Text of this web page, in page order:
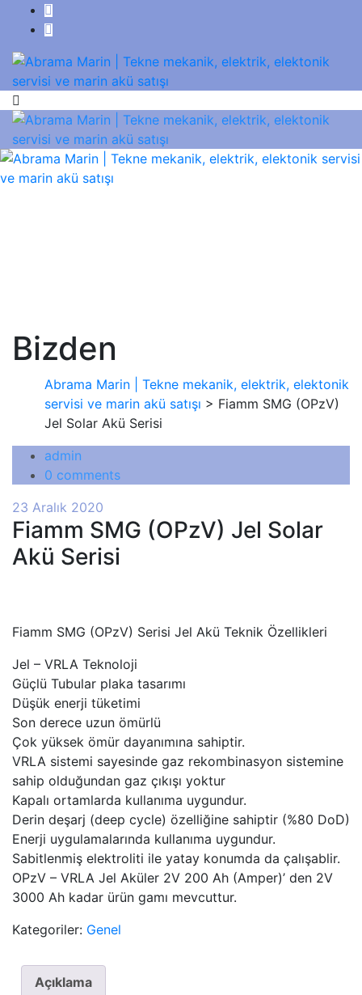
Bizden
Abrama Marin | Tekne mekanik, elektrik, elektonik
servisi ve marin akü satışı > Fiamm SMG (OPzV)
Jel Solar Akü Serisi
admin
0 comments
23 Aralık 2020
Fiamm SMG (OPzV) Jel Solar
Akü Serisi
Fiamm SMG (OPzV) Serisi Jel Akü Teknik Özellikleri
Jel – VRLA Teknoloji
Güçlü Tubular plaka tasarımı
Düşük enerji tüketimi
Son derece uzun ömürlü
Çok yüksek ömür dayanımına sahiptir.
VRLA sistemi sayesinde gaz rekombinasyon sistemine
sahip olduğundan gaz çıkışı yoktur
Kapalı ortamlarda kullanıma uygundur.
Derin deşarj (deep cycle) özelliğine sahiptir (%80 DoD)
Enerji uygulamalarında kullanıma uygundur.
Sabitlenmiş elektroliti ile yatay konumda da çalışablir.
OPzV – VRLA Jel Aküler 2V 200 Ah (Amper)’ den 2V
3000 Ah kadar ürün gamı mevcuttur.
Kategoriler: Genel
Açıklama